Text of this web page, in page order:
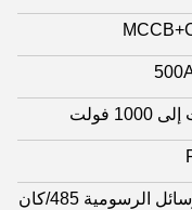
الرسومية 485/كان